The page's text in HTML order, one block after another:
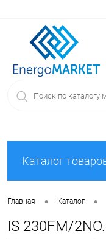
Каталог
Главная • Каталог •
IS 230FM/